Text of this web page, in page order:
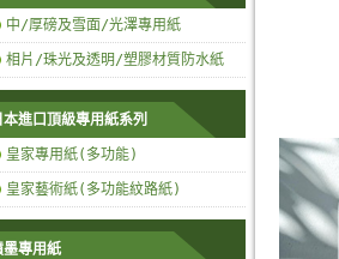
中/厚磅及雪面/光澤專用紙
相片/珠光及透明/塑膠材質防水紙
本進口頂級專用紙系列
皇家專用紙(多功能)
皇家藝術紙(多功能紋路紙)
墨專用紙